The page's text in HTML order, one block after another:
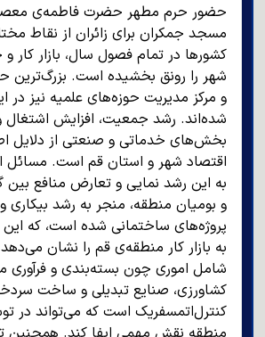
حضور حرم مطهر حضرت فاطمه‌ی
مسجد جمکران برای زائران از نقاط
کشورها در تمام فصول سال، بازار کار
شهر را رونق بخشیده است. بزرگ‌ترین
و مرکز مدیریت حوزه‌های علمیه نیز در
شده‌اند. رشد جمعیت، افزایش اشتغال
بخش‌های خدماتی و صنعتی از دلایل
اقتصاد شهر و استان قم است. مسائل
به این رشد نمایی و تعارض منافع بین
و بومیان منطقه، منجر به رشد
پروژه‌های ساختمانی شده است، که این
به بازار کار منطقه‌ی قم را نشان
شامل اموری چون بسته‌بندی و فرآوری
کشاورزی، صنایع تبدیلی و ساخت
کنترل‌اتمسفریک است که می‌تواند در